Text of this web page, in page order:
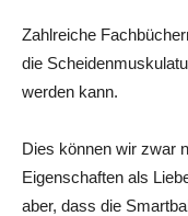
Zahlreiche
die
werden kann.
Dies können wir zwar
Eigenschaften als
aber, dass die